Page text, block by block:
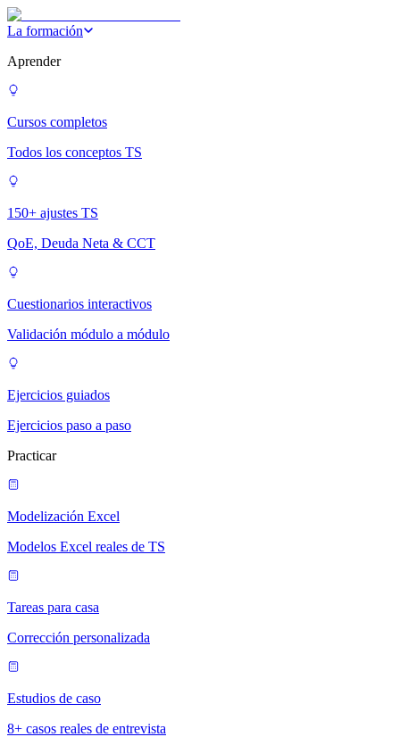
La formación
Aprender
Cursos completos
Todos los conceptos TS
150+ ajustes TS
QoE, Deuda Neta & CCT
Cuestionarios interactivos
Validación módulo a módulo
Ejercicios guiados
Ejercicios paso a paso
Practicar
Modelización Excel
Modelos Excel reales de TS
Tareas para casa
Corrección personalizada
Estudios de caso
8+ casos reales de entrevista